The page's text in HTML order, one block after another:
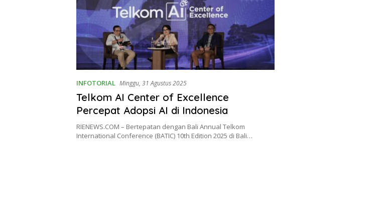
INFOTORIAL Minggu, 31 Agustus 2025
Telkom AI Center of Excellence
Percepat Adopsi AI di Indonesia
RIENEWS.COM – Bertepatan dengan Bali Annual Telkom
International Conference (BATIC) 10th Edition 2025 di Bali…